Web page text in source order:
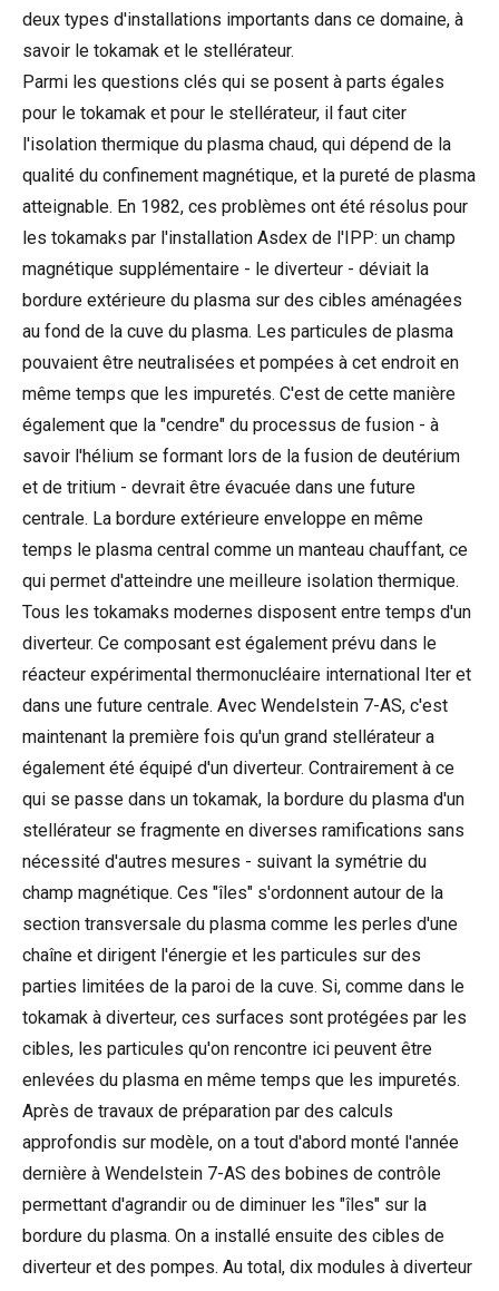
deux types d'installations importants dans ce domaine, à
savoir le tokamak et le stellérateur.
Parmi les questions clés qui se posent à parts égales
pour le tokamak et pour le stellérateur, il faut citer
l'isolation thermique du plasma chaud, qui dépend de la
qualité du confinement magnétique, et la pureté de plasma
atteignable. En 1982, ces problèmes ont été résolus pour
les tokamaks par l'installation Asdex de l'IPP: un champ
magnétique supplémentaire - le diverteur - déviait la
bordure extérieure du plasma sur des cibles aménagées
au fond de la cuve du plasma. Les particules de plasma
pouvaient être neutralisées et pompées à cet endroit en
même temps que les impuretés. C'est de cette manière
également que la "cendre" du processus de fusion - à
savoir l'hélium se formant lors de la fusion de deutérium
et de tritium - devrait être évacuée dans une future
centrale. La bordure extérieure enveloppe en même
temps le plasma central comme un manteau chauffant, ce
qui permet d'atteindre une meilleure isolation thermique.
Tous les tokamaks modernes disposent entre temps d'un
diverteur. Ce composant est également prévu dans le
réacteur expérimental thermonucléaire international Iter et
dans une future centrale. Avec Wendelstein 7-AS, c'est
maintenant la première fois qu'un grand stellérateur a
également été équipé d'un diverteur. Contrairement à ce
qui se passe dans un tokamak, la bordure du plasma d'un
stellérateur se fragmente en diverses ramifications sans
nécessité d'autres mesures - suivant la symétrie du
champ magnétique. Ces "îles" s'ordonnent autour de la
section transversale du plasma comme les perles d'une
chaîne et dirigent l'énergie et les particules sur des
parties limitées de la paroi de la cuve. Si, comme dans le
tokamak à diverteur, ces surfaces sont protégées par les
cibles, les particules qu'on rencontre ici peuvent être
enlevées du plasma en même temps que les impuretés.
Après de travaux de préparation par des calculs
approfondis sur modèle, on a tout d'abord monté l'année
dernière à Wendelstein 7-AS des bobines de contrôle
permettant d'agrandir ou de diminuer les "îles" sur la
bordure du plasma. On a installé ensuite des cibles de
diverteur et des pompes. Au total, dix modules à diverteur